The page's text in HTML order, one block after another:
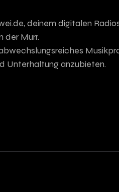
deinem digitalen
der Murr.
Unterhaltung anzubieten.